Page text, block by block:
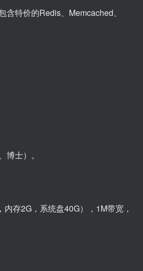
特价的Redis、Memcached、
士）。
存2G，系统盘40G），1M带宽，